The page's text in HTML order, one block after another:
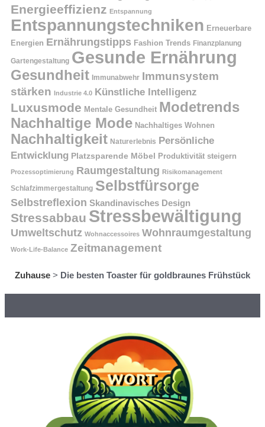
Energieeffizienz Entspannung
Entspannungstechniken Erneuerbare
Energien Ernährungstipps Fashion Trends Finanzplanung
Gartengestaltung Gesunde Ernährung
Gesundheit Immunabwehr Immunsystem
stärken
Industrie 4.0 Künstliche Intelligenz
Luxusmode Mentale Gesundheit Modetrends
Nachhaltige Mode Nachhaltiges Wohnen
Nachhaltigkeit Naturerlebnis Persönliche
Entwicklung Platzsparende Möbel Produktivität steigern
Prozessoptimierung Raumgestaltung Risikomanagement
Schlafzimmergestaltung Selbstfürsorge
Selbstreflexion Skandinavisches Design
Stressabbau Stressbewältigung
Umweltschutz Wohnaccessoires Wohnraumgestaltung
Work-Life-Balance Zeitmanagement
Zuhause > Die besten Toaster für goldbraunes Frühstück